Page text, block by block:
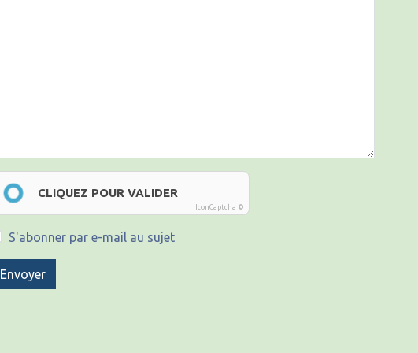
CLIQUEZ POUR VALIDER
IconCaptcha ©
S'abonner par e-mail au sujet
Envoyer